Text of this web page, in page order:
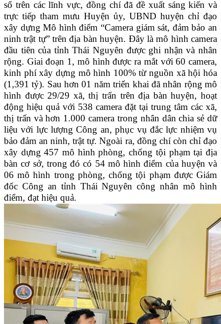
số trên các lĩnh vực, đồng chí đã đề xuất sáng kiến và
trực tiếp tham mưu Huyện ủy, UBND huyện chỉ đạo
xây dựng Mô hình điểm “Camera giám sát, đảm bảo an
ninh trật tự” trên địa bàn huyện. Đây là mô hình camera
đầu tiên của tỉnh Thái Nguyên được ghi nhận và nhân
rộng. Giai đoạn 1, mô hình được ra mắt với 60 camera,
kinh phí xây dựng mô hình 100% từ nguồn xã hội hóa
(1,391 tỷ). Sau hơn 01 năm triển khai đã nhân rộng mô
hình được 29/29 xã, thị trấn trên địa bàn huyện, hoạt
động hiệu quả với 538 camera đặt tại trung tâm các xã,
thị trấn và hơn 1.000 camera trong nhân dân chia sẻ dữ
liệu với lực lượng Công an, phục vụ đắc lực nhiệm vụ
bảo đảm an ninh, trật tự. Ngoài ra, đồng chí còn chỉ đạo
xây dựng 457 mô hình phòng, chống tội phạm tại địa
bàn cơ sở, trong đó có 54 mô hình điểm của huyện và
06 mô hình trong phòng, chống tội phạm được Giám
đốc Công an tỉnh Thái Nguyên công nhân mô hình
điểm, đạt hiệu quả.